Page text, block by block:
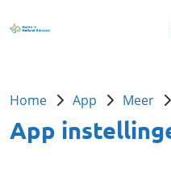
Home App Meer
App